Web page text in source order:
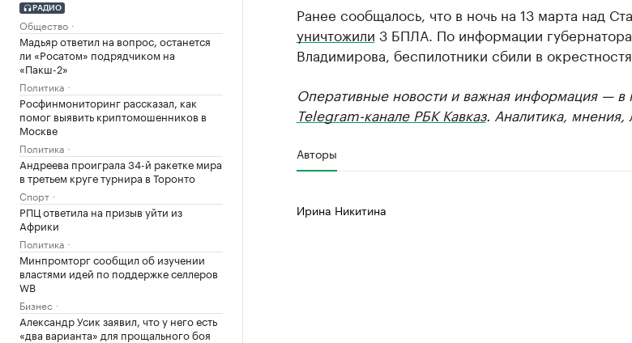
РАДИО
Общество
Мадьяр ответил на вопрос, останется
ли «Росатом» подрядчиком на
«Пакш-2»
Политика
Росфинмониторинг рассказал, как
помог выявить криптомошенников в
Москве
Политика
Андреева проиграла 34-й ракетке мира
в третьем круге турнира в Торонто
Спорт
РПЦ ответила на призыв уйти из
Африки
Политика
Минпромторг сообщил об изучении
властями идей по поддержке селлеров
WB
Бизнес
Александр Усик заявил, что у него есть
«два варианта» для прощального боя
Ранее сообщалось, что в ночь на 13 марта над
уничтожили 3 БПЛА. По информации
Владимирова, беспилотники сбили в
Оперативные новости и важная информация — в
Telegram-канале РБК Кавказ. Аналитика,
Авторы
Ирина Никитина